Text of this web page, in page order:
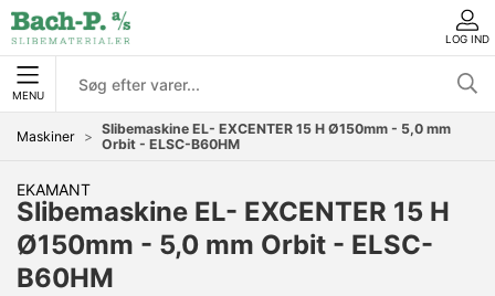
LOG IND
MENU
Maskiner
Slibemaskine EL- EXCENTER 15 H Ø150mm - 5,0 mm
Orbit - ELSC-B60HM
EKAMANT
Slibemaskine EL- EXCENTER 15 H
Ø150mm - 5,0 mm Orbit - ELSC-
B60HM